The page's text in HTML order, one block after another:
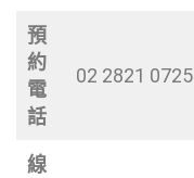
預
約
電
話
02 2821 0725
線